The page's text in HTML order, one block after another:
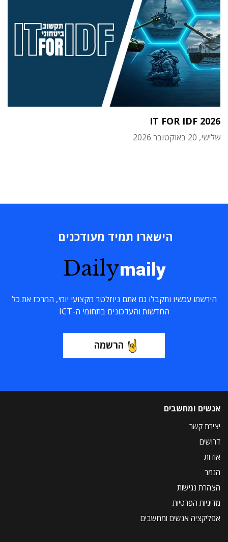
IT FOR IDF 2026
שלישי, 20 באוקטובר 2026
הישארו תמיד מעודכנים
Dailymaily
הירשמו עכשיו ותקבלו גם אתם ניוזלטר מקצועי יומי, המרכז את כל
החדשות והעדכונים בתחומי ה-ICT
הרשמה
אנשים ומחשבים
יצירת קשר
דרושים
אודות
הנמר
הצהרת נגישות
מדיניות הפרטיות
אפליקציה אנשים ומחשבים